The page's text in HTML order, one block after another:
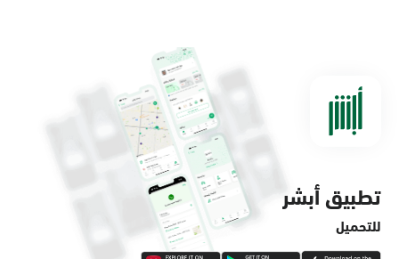
الدمام, الدمام - مستشفى الملك فهد
الدمام, الدمام - لولو ماركت حي الفاخرية
الأحد - الخميس (08:00-14:30)
تطبيق أبشر
للتحميل